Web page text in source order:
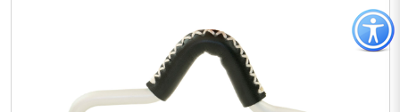
כפתור
לפתיחת
תפריט
נגישות